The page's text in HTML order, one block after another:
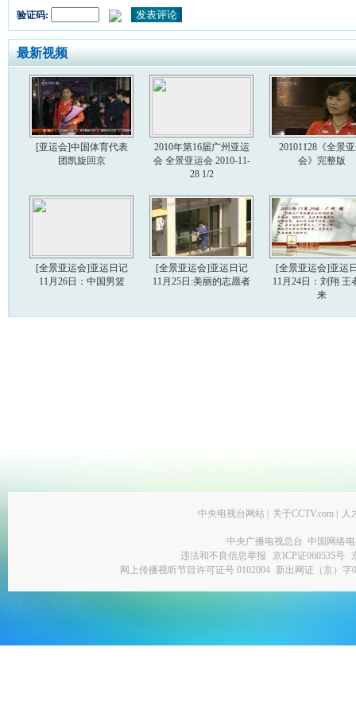
验证码:
最新视频
[亚运会]中国体育代表
团凯旋回京
2010年第16届广州亚运
会 全景亚运会 2010-11-
28 1/2
20101128《全景
会》完整版
[全景亚运会]亚运日记
11月26日：中国男篮
[全景亚运会]亚运日记
11月25日:美丽的志愿者
[全景亚运会]亚运
11月24日：刘翔 王
来
中央电视台网站 关于CCTV.com 人
中央广播电视总台 中国网络
违法和不良信息举报
京ICP证060535号
网上传播视听节目许可证号 0102004 新出网证（京）